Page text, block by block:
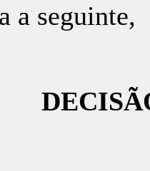
a seguinte,